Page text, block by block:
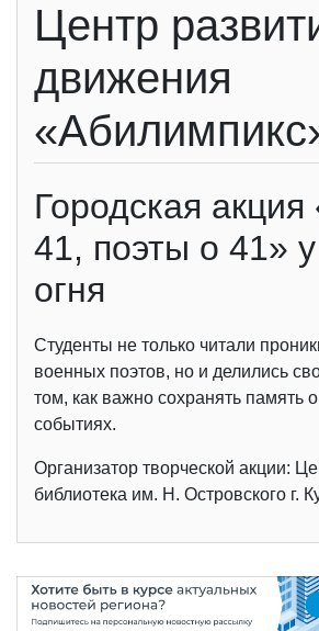
Центр
движения
Городская
41, поэты о 41»
огня
Студенты не только читали
военных поэтов, но и делились
том, как важно сохранять память о
событиях.
Организатор творческой акции:
библиотека им. Н. Островского г.